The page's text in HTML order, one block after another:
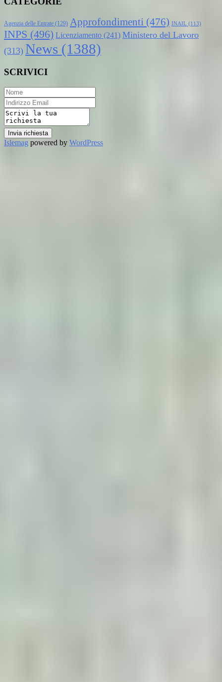
Agenzia delle Entrate (129) Approfondimenti (476) INAIL (113)
INPS (496) Licenziamento (241) Ministero del Lavoro
(313) News (1388)
SCRIVICI
Invia richiesta
Islemag powered by WordPress